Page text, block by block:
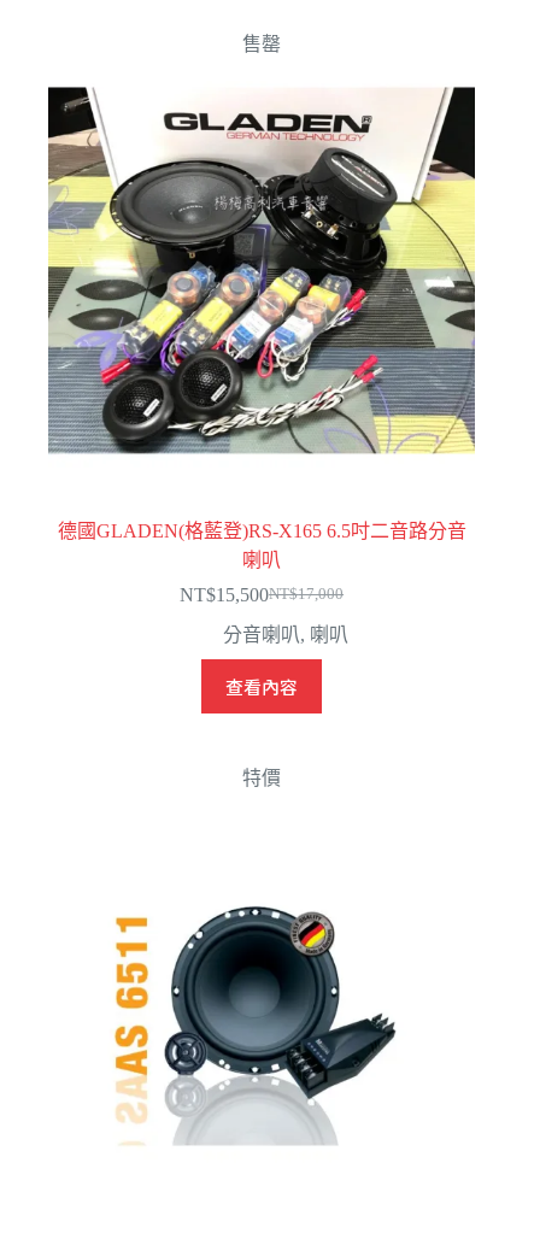
售罄
德國GLADEN(格藍登)RS-X165 6.5吋二音路分音
喇叭
NT$17,000
始
格：
NT$15,500
前
格：
分音喇叭, 喇叭
查看內容
特價